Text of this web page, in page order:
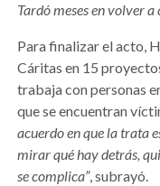
Tardó meses en volver a
Para finalizar el acto,
Cáritas en 15
trabaja con personas
que se encuentran
acuerdo en que la trata
mirar qué hay detrás,
se complica”, subrayó.